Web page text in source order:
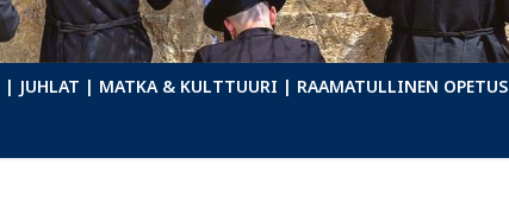
| JUHLAT | MATKA & KULTTUURI | RAAMATULLINEN OPETUS